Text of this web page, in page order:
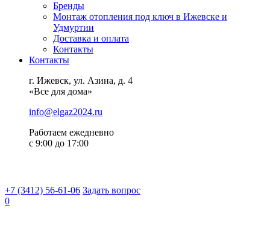
Бренды
Монтаж отопления под ключ в Ижевске и
Удмуртии
Доставка и оплата
Контакты
Контакты
г. Ижевск, ул. Азина, д. 4
«Все для дома»
info@elgaz2024.ru
Работаем eжедневно
с 9:00 до 17:00
+7 (3412) 56-61-06 Задать вопрос
0